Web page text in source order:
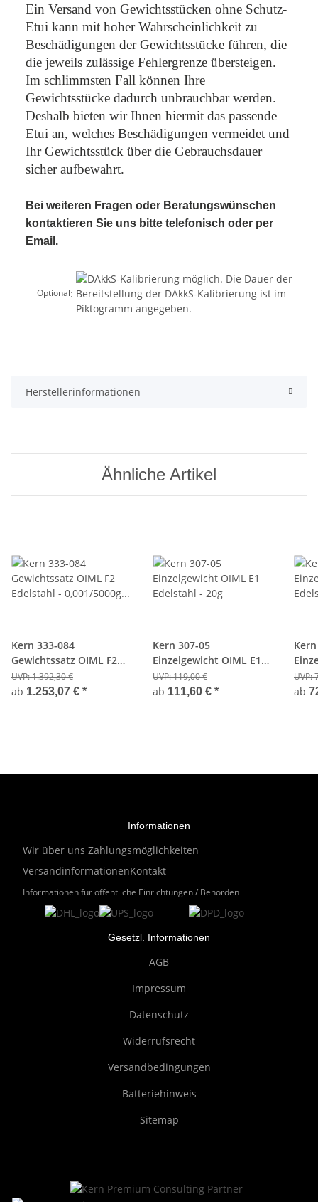
Ein Versand von Gewichtsstücken ohne Schutz-
Etui kann mit hoher Wahrscheinlichkeit zu
Beschädigungen der Gewichtsstücke führen, die
die jeweils zulässige Fehlergrenze übersteigen.
Im schlimmsten Fall können Ihre
Gewichtsstücke dadurch unbrauchbar werden.
Deshalb bieten wir Ihnen hiermit das passende
Etui an, welches Beschädigungen vermeidet und
Ihr Gewichtsstück über die Gebrauchsdauer
sicher aufbewahrt.
Bei weiteren Fragen oder Beratungswünschen
kontaktieren Sie uns bitte telefonisch oder per
Email.
Optional:
Herstellerinformationen
Ähnliche Artikel
Kern 333-084
Gewichtssatz OIML F2
Edelstahl - 0,001/5000g -
Kunststoffkoffer
UVP:1.392,30 €
ab 1.253,07 € *
Kern 307-05
Einzelgewicht OIML E1
Edelstahl - 20g
UVP:119,00 €
ab 111,60 € *
UVP:
ab
Informationen
Wir über uns Zahlungsmöglichkeiten
VersandinformationenKontakt
Informationen für öffentliche Einrichtungen / Behörden
Gesetzl. Informationen
AGB
Impressum
Datenschutz
Widerrufsrecht
Versandbedingungen
Batteriehinweis
Sitemap